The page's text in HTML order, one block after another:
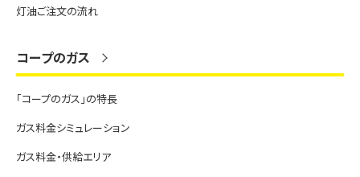
灯油ご注文の流れ
コープのガス
「コープのガス」の特長
ガス料金シミュレーション
ガス料金・供給エリア